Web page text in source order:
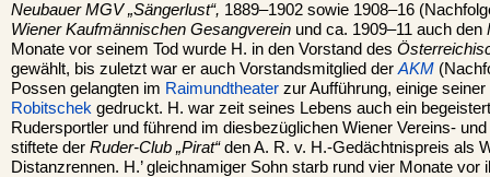
Neubauer MGV „Sängerlust“, 1889–1902 sowie 1908–16
Wiener Kaufmännischen Gesangverein und ca. 1909–11 auch den
Monate vor seinem Tod wurde H. in den Vorstand des
gewählt, bis zuletzt war er auch Vorstandsmitglied der AKM
Possen gelangten im Raimundtheater zur Aufführung, einige
Robitschek gedruckt. H. war zeit seines Lebens auch ein
Rudersportler und führend im diesbezüglichen Wiener Vereins-
stiftete der Ruder-Club „Pirat“den A. R. v. H.-Gedächtnispreis als
Distanzrennen. H.’ gleichnamiger Sohn starb rund vier Monate vor